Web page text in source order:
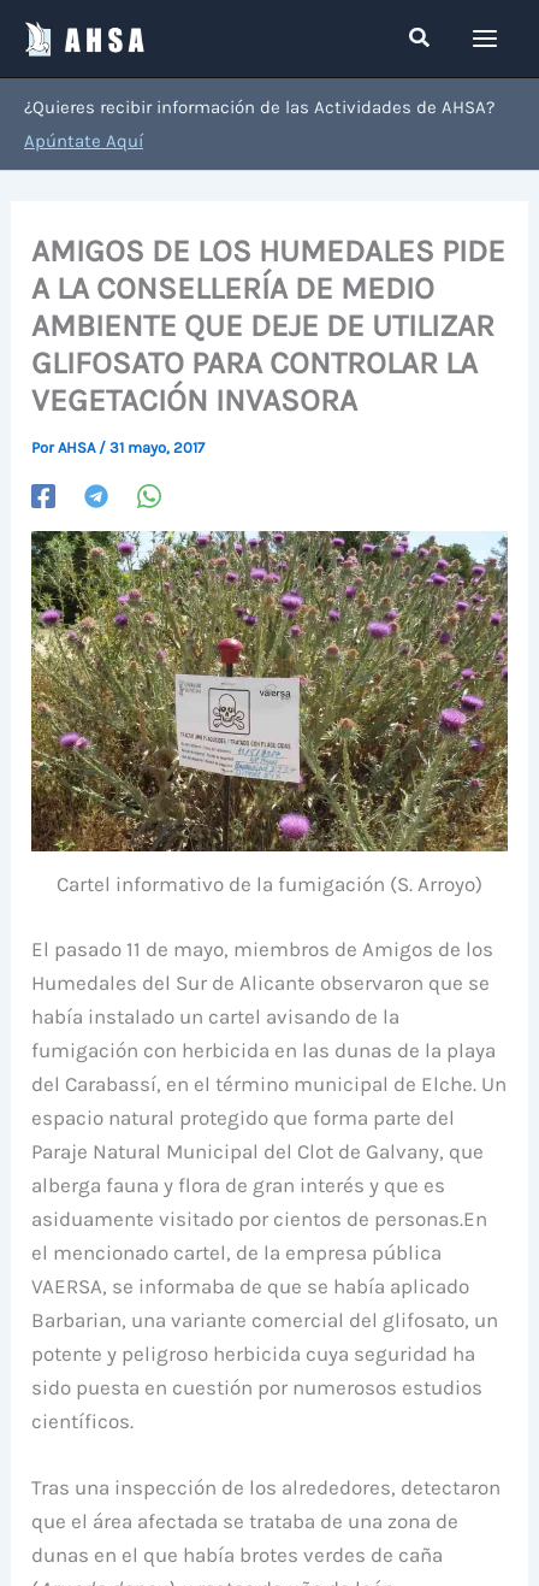
contenido
Buscar
¿Quieres recibir información de las Actividades de AHSA?
Apúntate Aquí
AMIGOS DE LOS HUMEDALES PIDE
A LA CONSELLERÍA DE MEDIO
AMBIENTE QUE DEJE DE UTILIZAR
GLIFOSATO PARA CONTROLAR LA
VEGETACIÓN INVASORA
PorAHSA /31 mayo, 2017
Cartel informativo de la fumigación (S. Arroyo)
El pasado 11 de mayo, miembros de Amigos de los
Humedales del Sur de Alicante observaron que se
había instalado un cartel avisando de la
fumigación con herbicida en las dunas de la playa
del Carabassí, en el término municipal de Elche. Un
espacio natural protegido que forma parte del
Paraje Natural Municipal del Clot de Galvany, que
alberga fauna y flora de gran interés y que es
asiduamente visitado por cientos de personas.En
el mencionado cartel, de la empresa pública
VAERSA, se informaba de que se había aplicado
Barbarian, una variante comercial del glifosato, un
potente y peligroso herbicida cuya seguridad ha
sido puesta en cuestión por numerosos estudios
científicos.
Tras una inspección de los alrededores, detectaron
que el área afectada se trataba de una zona de
dunas en el que había brotes verdes de caña